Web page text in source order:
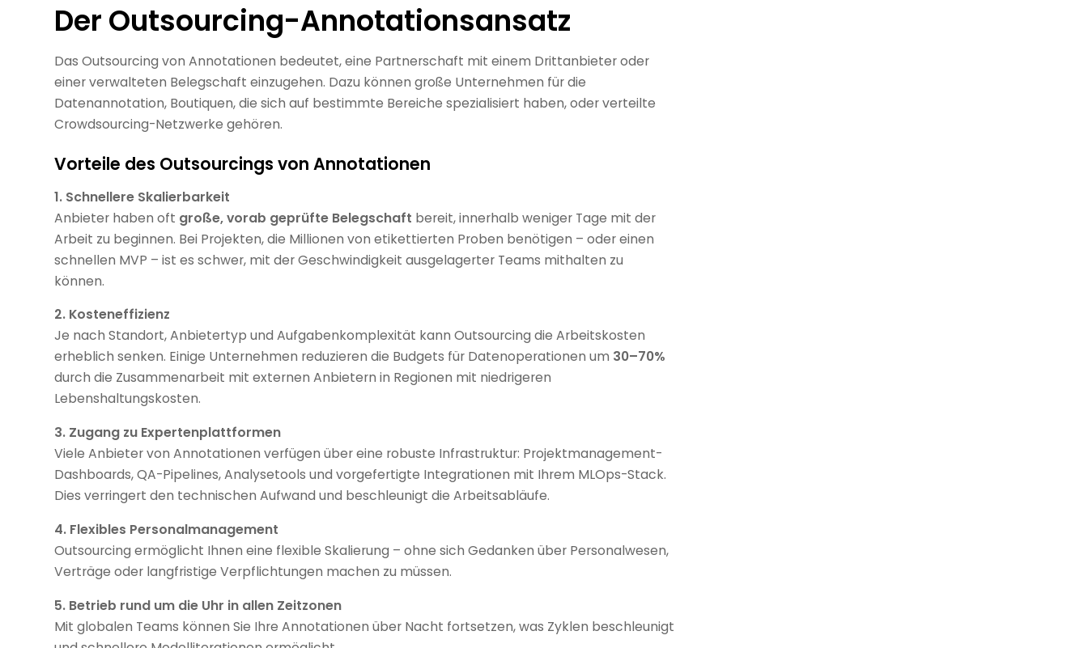
Der Outsourcing-Annotationsansatz
Das Outsourcing von Annotationen bedeutet, eine Partnerschaft mit einem Drittanbieter oder
einer verwalteten Belegschaft einzugehen. Dazu können große Unternehmen für die
Datenannotation, Boutiquen, die sich auf bestimmte Bereiche spezialisiert haben, oder verteilte
Crowdsourcing-Netzwerke gehören.
Vorteile des Outsourcings von Annotationen
1. Schnellere Skalierbarkeit
Anbieter haben oft große, vorab geprüfte Belegschaft bereit, innerhalb weniger Tage mit der
Arbeit zu beginnen. Bei Projekten, die Millionen von etikettierten Proben benötigen – oder einen
schnellen MVP – ist es schwer, mit der Geschwindigkeit ausgelagerter Teams mithalten zu
können.
2. Kosteneffizienz
Je nach Standort, Anbietertyp und Aufgabenkomplexität kann Outsourcing die Arbeitskosten
erheblich senken. Einige Unternehmen reduzieren die Budgets für Datenoperationen um 30–70%
durch die Zusammenarbeit mit externen Anbietern in Regionen mit niedrigeren
Lebenshaltungskosten.
3. Zugang zu Expertenplattformen
Viele Anbieter von Annotationen verfügen über eine robuste Infrastruktur: Projektmanagement-
Dashboards, QA-Pipelines, Analysetools und vorgefertigte Integrationen mit Ihrem MLOps-Stack.
Dies verringert den technischen Aufwand und beschleunigt die Arbeitsabläufe.
4. Flexibles Personalmanagement
Outsourcing ermöglicht Ihnen eine flexible Skalierung – ohne sich Gedanken über Personalwesen,
Verträge oder langfristige Verpflichtungen machen zu müssen.
5. Betrieb rund um die Uhr in allen Zeitzonen
Mit globalen Teams können Sie Ihre Annotationen über Nacht fortsetzen, was Zyklen beschleunigt